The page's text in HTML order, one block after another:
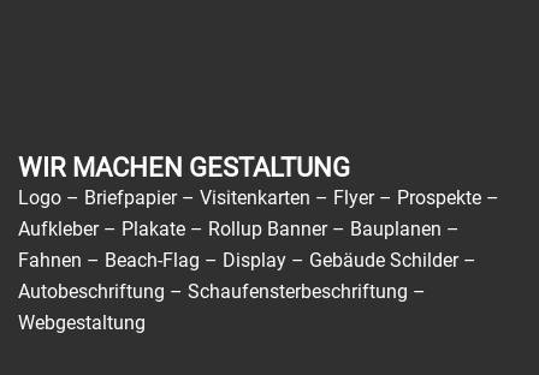
WIR MACHEN GESTALTUNG
Logo – Briefpapier – Visitenkarten – Flyer – Prospekte –
Aufkleber – Plakate – Rollup Banner – Bauplanen –
Fahnen – Beach-Flag – Display – Gebäude Schilder –
Autobeschriftung – Schaufensterbeschriftung –
Webgestaltung